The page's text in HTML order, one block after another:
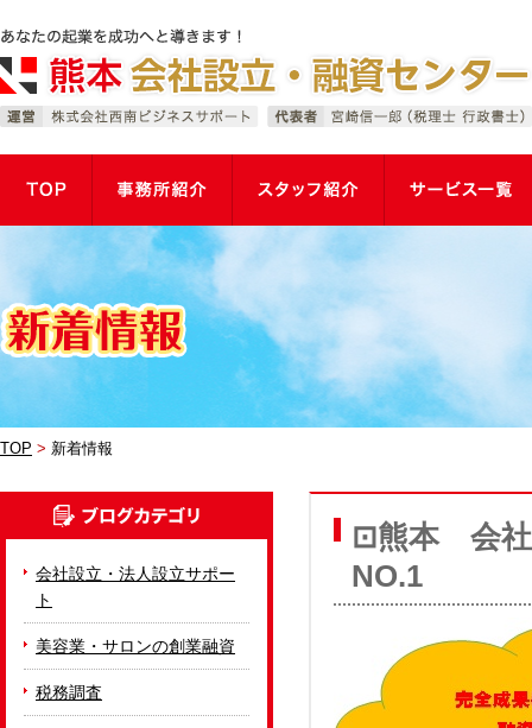
TOP 新着情報
⊡熊本 会社
NO.1
会社設立・法人設立サポー
ト
美容業・サロンの創業融資
税務調査